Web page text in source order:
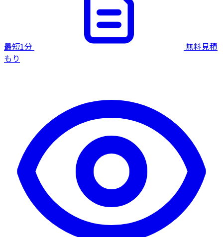
最短1分
無料見積
もり